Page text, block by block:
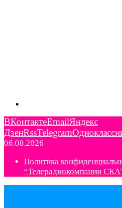
ВКонтактеEmailЯндекс
ДзенRssTelegram
06.08.2026
Политика
“Телерадиокомпании